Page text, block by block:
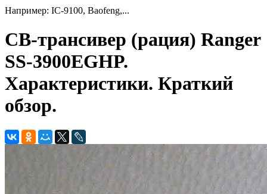
Например: IC-9100, Baofeng,...
CB-трансивер (рация) Ranger
SS-3900EGHP.
Характеристики. Краткий
обзор.